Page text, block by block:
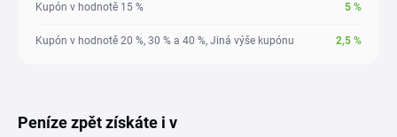
Kupón v hodnotě 15 % 5 %
Kupón v hodnotě 20 %, 30 % a 40 %, Jiná výše kupónu 2,5 %
Peníze zpět získáte i v